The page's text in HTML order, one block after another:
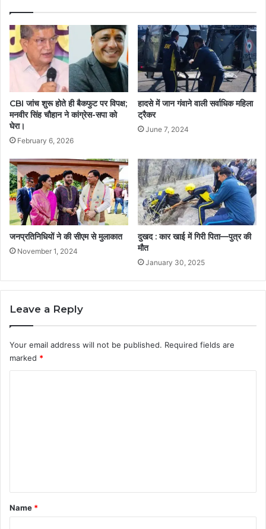
CBI जांच शुरू होते ही बैकफुट पर विपक्ष;
मनवीर सिंह चौहान ने कांग्रेस-सपा को
घेरा।
February 6, 2026
हादसे में जान गंवाने वाली सर्वाधिक महिला
ट्रैकर
June 7, 2024
जनप्रतिनिधियों ने की सीएम से मुलाकात
November 1, 2024
दुखद : कार खाई में गिरी पिता—पुत्र की
मौत
January 30, 2025
Leave a Reply
Your email address will not be published. Required fields are
marked *
*
Name *